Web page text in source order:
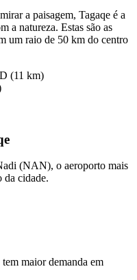
a paisagem, Tagaqe é a
a natureza. Estas são as
um raio de 50 km do centro
(11 km)
(NAN), o aeroporto mais
da cidade.
maior demanda em